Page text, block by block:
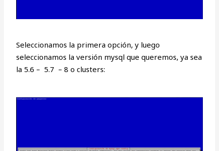
Seleccionamos la primera opción, y luego
seleccionamos la versión mysql que queremos, ya sea
la 5.6 – 5.7 – 8 o clusters: